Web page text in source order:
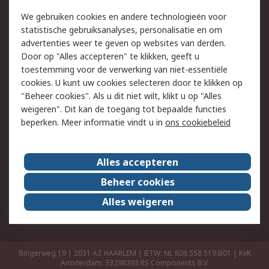
Track & Trace
Wettelijk
Cookiebeleid
Email veiligheid
Privacybeleid
Websitevoorwaarden
Algemene
verkoopvoorwaarden
Over RS
RS Group
Over ons
RS wereldwijd
Werken bij RS
ESG
Bingerweg 19 | 2031 AZ HAARLEM | BTW: NL 806 558 519.B01 | KvK
Amsterdam: 33298393 RS Components B.V.
We gebruiken cookies en andere technologieën voor
statistische gebruiksanalyses, personalisatie en om
advertenties weer te geven op websites van derden.
Door op "Alles accepteren" te klikken, geeft u
toestemming voor de verwerking van niet-essentiële
cookies. U kunt uw cookies selecteren door te klikken op
"Beheer cookies". Als u dit niet wilt, klikt u op "Alles
weigeren". Dit kan de toegang tot bepaalde functies
beperken. Meer informatie vindt u in ons cookiebeleid
Alles accepteren
Beheer cookies
Alles weigeren